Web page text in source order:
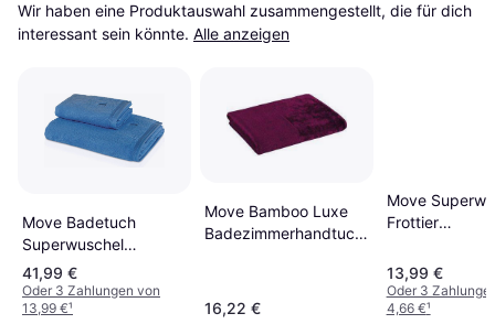
Wir haben eine Produktauswahl zusammengestellt, die für dich
interessant sein könnte. Alle anzeigen
Move Badetuch
Superwuschel
Badezimmerhandtuch
Grau, Blau, Rosa
41,99 €
Oder 3 Zahlungen von
13,99 €¹
Move Bamboo Luxe
Badezimmerhandtuch
16,22 €
Move
Frottier
Beige, Rosa
13,99 €
Oder 3
4,66 €¹